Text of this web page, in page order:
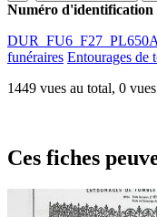
Numéro d'identification
DUR_FU6_F27_PL650A
funéraires Entourages de
1449 vues au total, 0
Ces fiches